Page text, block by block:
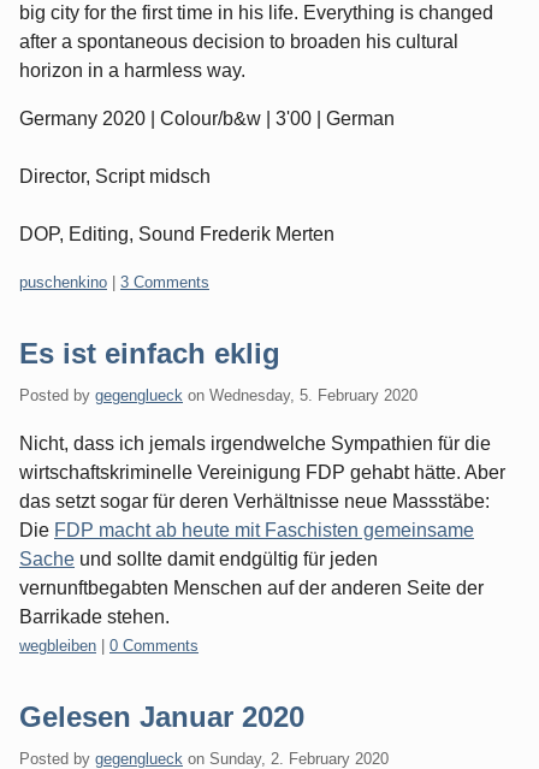
big city for the first time in his life. Everything is changed
after a spontaneous decision to broaden his cultural
horizon in a harmless way.
Germany 2020 | Colour/b&w | 3'00 | German
Director, Script midsch
DOP, Editing, Sound Frederik Merten
Categories:
puschenkino 3 Comments
Es ist einfach eklig
Posted by gegenglueck on Wednesday, 5. February 2020
Nicht, dass ich jemals irgendwelche Sympathien für die
wirtschaftskriminelle Vereinigung FDP gehabt hätte. Aber
das setzt sogar für deren Verhältnisse neue Massstäbe:
Die FDP macht ab heute mit Faschisten gemeinsame
Sache und sollte damit endgültig für jeden
vernunftbegabten Menschen auf der anderen Seite der
Barrikade stehen.
Categories:
wegbleiben 0 Comments
Gelesen Januar 2020
Posted by gegenglueck on Sunday, 2. February 2020